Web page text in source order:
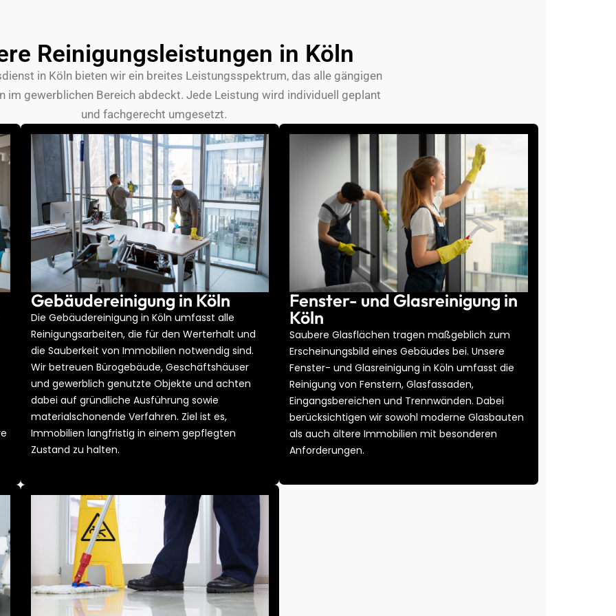
Reinigungsleistungen in Köln
in Köln bieten wir ein breites Leistungsspektrum, das alle gängigen
im gewerblichen Bereich abdeckt. Jede Leistung wird individuell geplant
und fachgerecht umgesetzt.
Gebäudereinigung in Köln
Die Gebäudereinigung in Köln umfasst alle
Reinigungsarbeiten, die für den Werterhalt und
die Sauberkeit von Immobilien notwendig sind.
Wir betreuen Bürogebäude, Geschäftshäuser
und gewerblich genutzte Objekte und achten
dabei auf gründliche Ausführung sowie
materialschonende Verfahren. Ziel ist es,
Immobilien langfristig in einem gepflegten
Zustand zu halten.
Fenster- und Glasreinigung in
Köln
Saubere Glasflächen tragen maßgeblich zum
Erscheinungsbild eines Gebäudes bei. Unsere
Fenster- und Glasreinigung in Köln umfasst die
Reinigung von Fenstern, Glasfassaden,
Eingangsbereichen und Trennwänden. Dabei
berücksichtigen wir sowohl moderne Glasbauten
als auch ältere Immobilien mit besonderen
Anforderungen.